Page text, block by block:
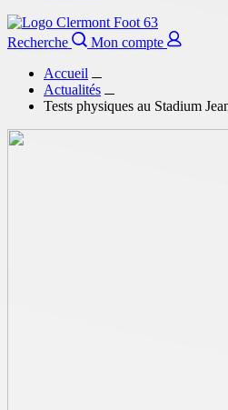
Recherche
Mon compte
Accueil
Actualités
Tests physiques au Stadium